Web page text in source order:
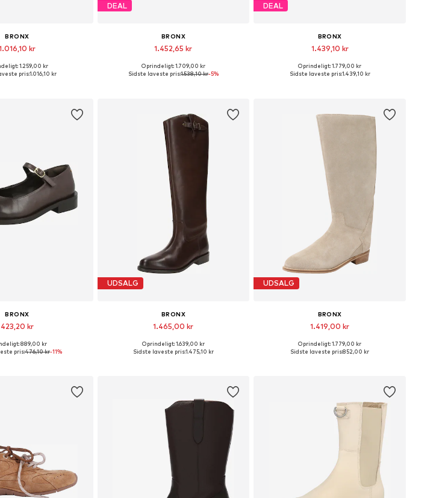
BRONX
kr
størrelser
1.259,00 kr
pris:1.016,10 kr
DEAL
BRONX
1.452,65 kr
Oprindeligt: 1.709,00 kr
Sidste laveste pris:1.538,10 kr-5%
DEAL
BRONX
1.439,10 kr
Fås i mange størrelser
Oprindeligt: 1.779,00 kr
Sidste laveste pris:1.439,10 kr
BRONX
423,20 kr
størrelser: 38, 39, 40
889,00 kr
pris:476,10 kr-11%
UDSALG
BRONX
1.465,00 kr
Fås i mange størrelser
Oprindeligt: 1.639,00 kr
Sidste laveste pris:1.475,10 kr
UDSALG
BRONX
1.419,00 kr
Tilgængelige størrelser: 37, 38, 40
Oprindeligt: 1.779,00 kr
Sidste laveste pris:852,00 kr